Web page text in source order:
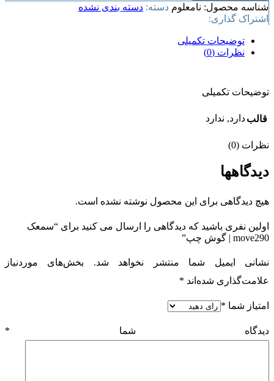
شناسه محصول: نامعلوم دسته: دسته بندی نشده
اشتراک گذاری:
توضیحات تکمیلی
نظرات (0)
توضیحات تکمیلی
قالبدارد, ندارد
نظرات (0)
دیدگاهها
هیچ دیدگاهی برای این محصول نوشته نشده است.
اولین نفری باشید که دیدگاهی را ارسال می کنید برای “سمعک
move290 | گوش چپ”
نشانی ایمیل شما منتشر نخواهد شد.
بخش‌های موردنیاز
علامت‌گذاری شده‌اند *
امتیاز شما *
دیدگاه شما *